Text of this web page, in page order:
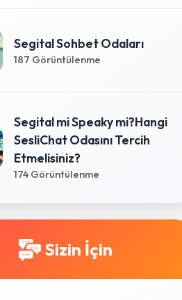
Segital Sohbet Odaları
187 Görüntülenme
Segital mi Speaky mi?Hangi
SesliChat Odasını Tercih
Etmelisiniz?
174 Görüntülenme
Sizin İçin